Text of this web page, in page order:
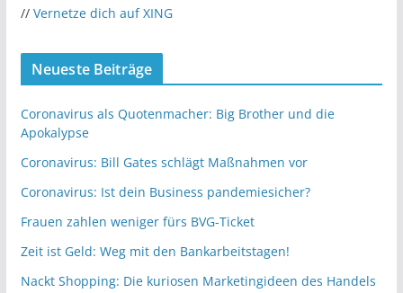
// Vernetze dich auf XING
Neueste Beiträge
Coronavirus als Quotenmacher: Big Brother und die
Apokalypse
Coronavirus: Bill Gates schlägt Maßnahmen vor
Coronavirus: Ist dein Business pandemiesicher?
Frauen zahlen weniger fürs BVG-Ticket
Zeit ist Geld: Weg mit den Bankarbeitstagen!
Nackt Shopping: Die kuriosen Marketingideen des Handels